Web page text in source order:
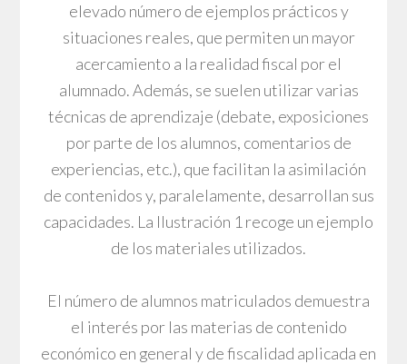
elevado número de ejemplos prácticos y
situaciones reales, que permiten un mayor
acercamiento a la realidad fiscal por el
alumnado. Además, se suelen utilizar varias
técnicas de aprendizaje (debate, exposiciones
por parte de los alumnos, comentarios de
experiencias, etc.), que facilitan la asimilación
de contenidos y, paralelamente, desarrollan sus
capacidades. La Ilustración 1 recoge un ejemplo
de los materiales utilizados.
El número de alumnos matriculados demuestra
el interés por las materias de contenido
económico en general y de fiscalidad aplicada en